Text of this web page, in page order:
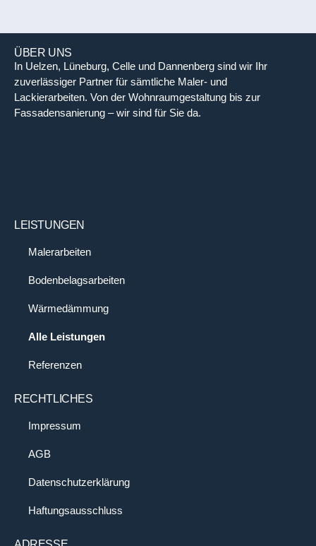
ÜBER UNS
In Uelzen, Lüneburg, Celle und Dannenberg sind wir Ihr
zuverlässiger Partner für sämtliche Maler- und
Lackierarbeiten. Von der Wohnraumgestaltung bis zur
Fassadensanierung – wir sind für Sie da.
LEISTUNGEN
Malerarbeiten
Bodenbelagsarbeiten
Wärmedämmung
Alle Leistungen
Referenzen
RECHTLICHES
Impressum
AGB
Datenschutzerklärung
Haftungsausschluss